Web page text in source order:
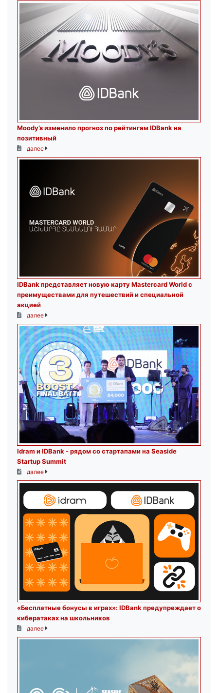
Moody’s изменило прогноз по рейтингам IDBank на
позитивный
далее
IDBank представляет новую карту Mastercard World с
преимуществами для путешествий и специальной
акцией
далее
Idram и IDBank - рядом со стартапами на Seaside
Startup Summit
далее
«Бесплатные бонусы в играх»: IDBank предупреждает о
кибератаках на школьников
далее